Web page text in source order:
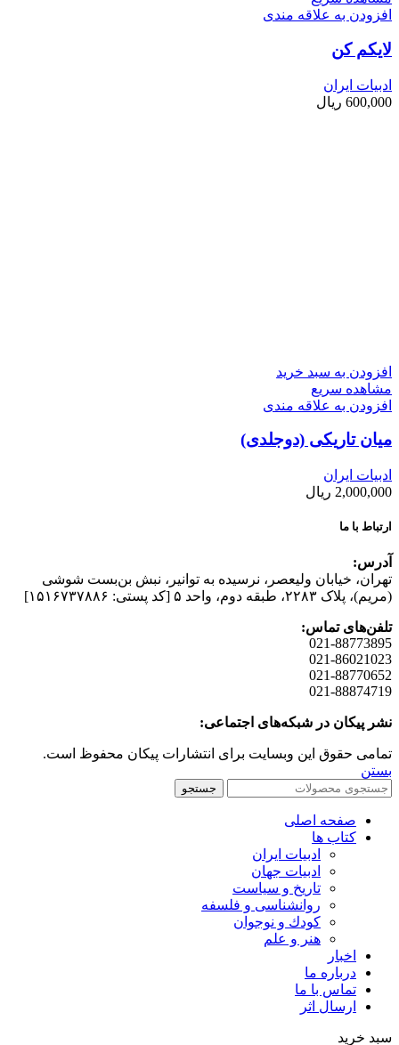
افزودن به علاقه مندی
لایکم کن
ادبیات ایران
600,000 ریال
افزودن به سبد خرید
مشاهده سریع
افزودن به علاقه مندی
میان تاریکی (دوجلدی)
ادبیات ایران
2,000,000 ریال
ارتباط با ما
آدرس:
تهران، خیابان وليعصر، نرسيده به توانير، نبش بن‌بست شوشی
(مريم)، پلاک ۲۲۸۳، طبقه دوم، واحد ۵ [کد پستی: ۱۵۱۶۷۳۷۸۸۶]
تلفن‌های تماس:
021-88773895
021-86021023
021-88770652
021-88874719
نشر پیکان در شبکه‌های اجتماعی:
تمامی حقوق این وبسایت برای انتشارات پیکان محفوظ است.
بستن
جستجو
صفحه اصلی
کتاب ها
ادبیات ایران
ادبیات جهان
تاریخ و سیاست
روانشناسی و فلسفه
کودك و نوجوان
هنر و علم
اخبار
درباره ما
تماس با ما
ارسال اثر
سبد خرید